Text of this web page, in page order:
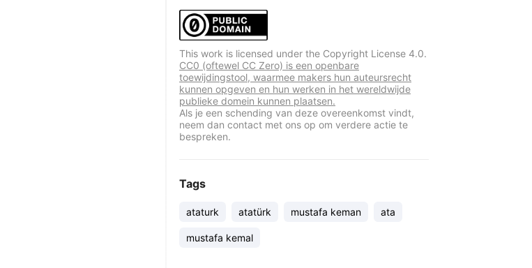
This work is licensed under the Copyright License 4.0.
CC0 (oftewel CC Zero) is een openbare
toewijdingstool, waarmee makers hun auteursrecht
kunnen opgeven en hun werken in het wereldwijde
publieke domein kunnen plaatsen.
Als je een schending van deze overeenkomst vindt,
neem dan contact met ons op om verdere actie te
bespreken.
Tags
ataturk atatürk mustafa keman ata
mustafa kemal